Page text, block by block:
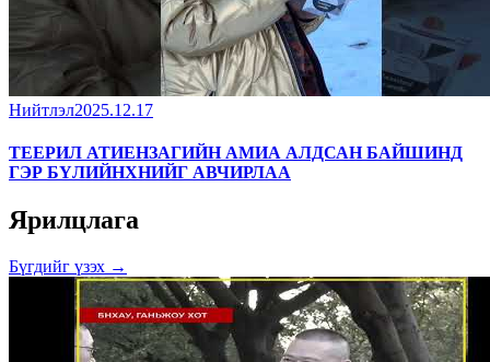
Нийтлэл2025.12.17
ТЕЕРИЛ АТИЕНЗАГИЙН АМИА АЛДСАН БАЙШИНД
ГЭР БҮЛИЙНХНИЙГ АВЧИРЛАА
Ярилцлага
Бүгдийг үзэх →